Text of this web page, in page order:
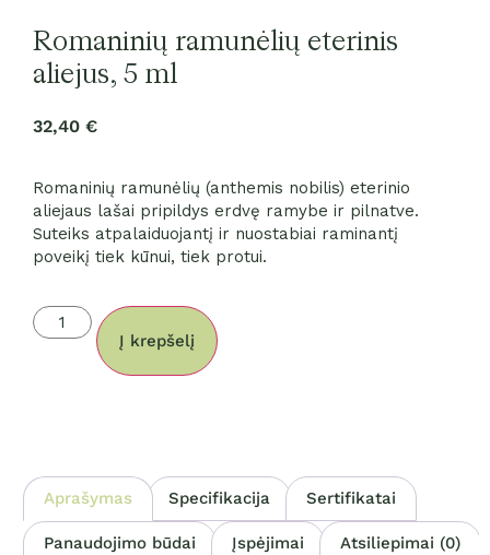
Romaninių ramunėlių eterinis
aliejus, 5 ml
32,40 €
Romaninių ramunėlių (anthemis nobilis) eterinio
aliejaus lašai pripildys erdvę ramybe ir pilnatve.
Suteiks atpalaiduojantį ir nuostabiai raminantį
poveikį tiek kūnui, tiek protui.
Į krepšelį
Aprašymas Specifikacija Sertifikatai
Panaudojimo būdai Įspėjimai Atsiliepimai (0)